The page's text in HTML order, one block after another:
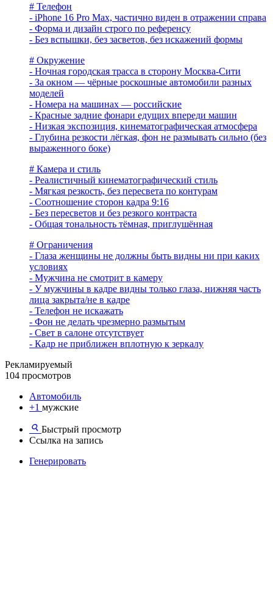
# Телефон
- iPhone 16 Pro Max, частично виден в отражении справа
- Форма и дизайн строго по референсу
- Без вспышки, без засветов, без искажений формы
# Окружение
- Ночная городская трасса в сторону Москва-Сити
- За окном — чёрные роскошные автомобили разных
моделей
- Номера на машинах — российские
- Красные задние фонари едущих впереди машин
- Низкая экспозиция, кинематографическая атмосфера
- Глубина резкости лёгкая, фон не размывать сильно (без
выраженного боке)
# Камера и стиль
- Реалистичный кинематографический стиль
- Мягкая резкость, без пересвета по контурам
- Соотношение сторон кадра 9:16
- Без пересветов и без резкого контраста
- Общая тональность тёмная, приглушённая
# Ограничения
- Глаза женщины не должны быть видны ни при каких
условиях
- Мужчина не смотрит в камеру
- У мужчины в кадре видны только глаза, нижняя часть
лица закрыта/не в кадре
- Телефон не искажать
- Фон не делать чрезмерно размытым
- Свет в салоне отсутствует
- Кадр не приближен вплотную к зеркалу
Рекламируемый
104 просмотров
Автомобиль
+1 мужские
Быстрый просмотр
Ссылка на запись
Генерировать